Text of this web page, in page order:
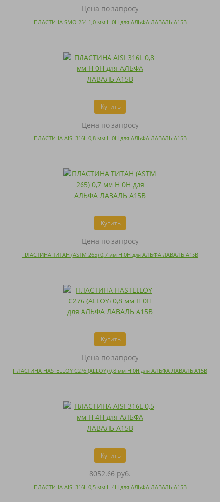
Цена по запросу
ПЛАСТИНА SMO 254 1,0 мм H 0H для АЛЬФА ЛАВАЛЬ A15B
Купить
Цена по запросу
ПЛАСТИНА AISI 316L 0,8 мм H 0H для АЛЬФА ЛАВАЛЬ A15B
Купить
Цена по запросу
ПЛАСТИНА ТИТАН (ASTM 265) 0,7 мм H 0H для АЛЬФА ЛАВАЛЬ A15B
Купить
Цена по запросу
ПЛАСТИНА HASTELLOY C276 (ALLOY) 0,8 мм H 0H для АЛЬФА ЛАВАЛЬ A15B
Купить
8052.66 руб.
ПЛАСТИНА AISI 316L 0,5 мм H 4H для АЛЬФА ЛАВАЛЬ A15B